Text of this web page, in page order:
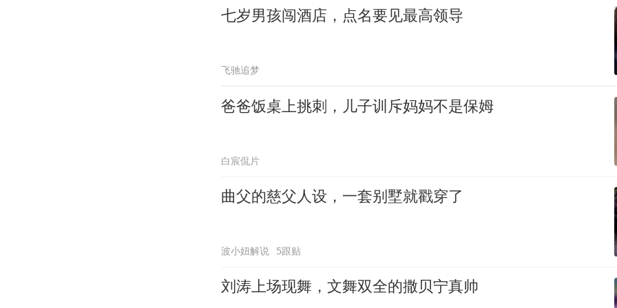
七岁男孩闯酒店，点名要见最高领导
飞驰追梦
爸爸饭桌上挑刺，儿子训斥妈妈不是保姆
白宸侃片
曲父的慈父人设，一套别墅就戳穿了
波小妞解说 5跟贴
刘涛上场现舞，文舞双全的撒贝宁真帅